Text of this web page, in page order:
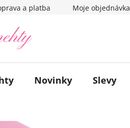
a platba Moje objednávka
Novinky Slevy